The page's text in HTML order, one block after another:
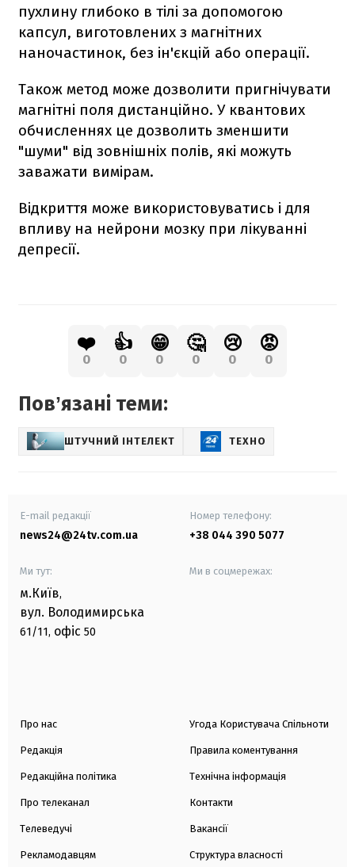
пухлину глибоко в тілі за допомогою
капсул, виготовлених з магнітних
наночастинок, без ін'єкцій або операції.
Також метод може дозволити пригнічувати
магнітні поля дистанційно. У квантових
обчисленнях це дозволить зменшити
"шуми" від зовнішніх полів, які можуть
заважати вимірам.
Відкриття може використовуватись і для
впливу на нейрони мозку при лікуванні
депресії.
❤️
0
👍
0
😁
0
🤔
0
😢
0
😡
0
Повʼязані теми:
ШТУЧНИЙ ІНТЕЛЕКТ ТЕХНО
E-mail редакції
news24@24tv.com.ua
Номер телефону:
+38 044 390 5077
Ми тут:
м.Київ,
вул. Володимирська
61/11, офіс 50
Ми в соцмережах:
Про нас
Редакція
Редакційна політика
Про телеканал
Телеведучі
Рекламодавцям
Угода Користувача Спільноти
Правила коментування
Технічна інформація
Контакти
Вакансії
Структура власності